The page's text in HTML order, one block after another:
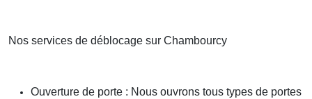
Nos services de déblocage sur Chambourcy
Ouverture de porte : Nous ouvrons tous types de portes